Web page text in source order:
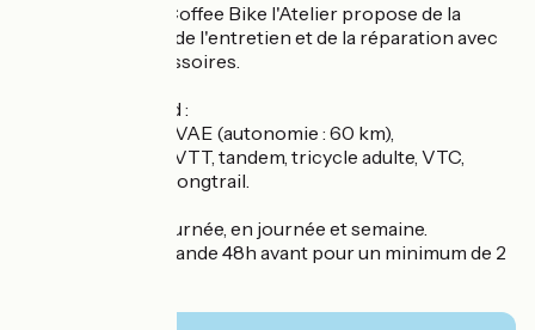
Sur la voie verte, Coffee Bike l'Atelier propose de la
location de vélos, de l'entretien et de la réparation avec
de la vente d'accessoires.
Le parc comprend :
Des vélos de ville, VAE (autonomie : 60 km),
Des vélos enfant, VTT, tandem, tricycle adulte, VTC,
suiveur, baby van, longtrail.
Location en 1/2 journée, en journée et semaine.
Livraison sur demande 48h avant pour un minimum de 2